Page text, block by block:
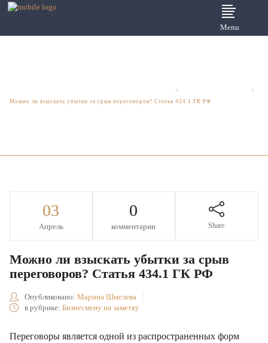
Menu
>
>
Можно ли взыскать убытки за срыв переговоров? Статья 434.1 ГК РФ
03
Апрель
0
комментарии Share
Можно ли взыскать убытки за срыв
переговоров? Статья 434.1 ГК РФ
Опубликовано: Марина Шмелева
в рубрике: Бизнесмену на заметку
Переговоры является одной из распространенных форм